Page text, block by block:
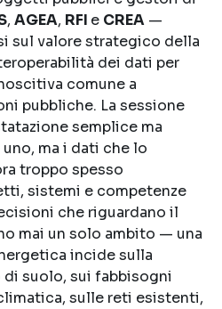
, AGEA, RFI e CREA —
sul valore strategico della
dei dati per
comune a
pubbliche. La sessione
semplice ma
ma i dati che lo
troppo spesso
sistemi e competenze
che riguardano il
mai un solo ambito — una
incide sulla
suolo, sui fabbisogni
sulle reti esistenti,